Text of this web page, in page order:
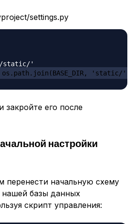
settings.py
= os.path.join(BASE_DIR, 'static/')
закройте его после
настройки
перенести начальную схему
базы данных
скрипт управления: